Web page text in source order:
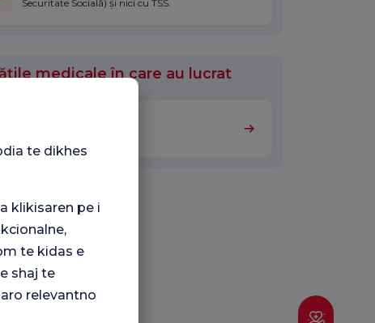
Securitate Socială) și nici cu TSS.
medicale în care au lucrat
te dikhes
klikisaren pe i
te kidas e
shaj te
relevantno